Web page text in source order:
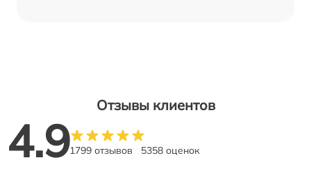
Отзывы клиентов
4.91799 отзывов 5358 оценок